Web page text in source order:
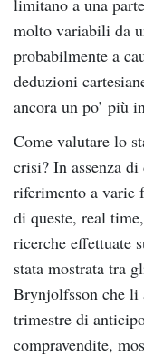
limitano a una
molto variabili da
probabilmente a
deduzioni
ancora un po’ più
Come valutare lo
crisi? In assenza
riferimento a varie
di queste, real
ricerche effettuate
stata mostrata tra
Brynjolfsson che li
trimestre di
compravendite,